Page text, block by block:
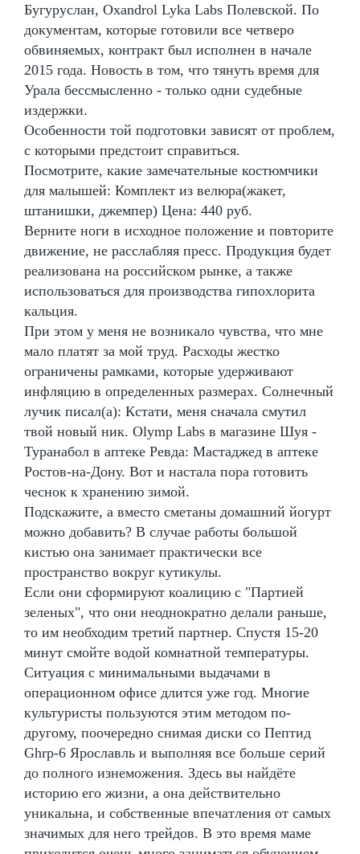
Бугуруслан, Oxandrol Lyka Labs Полевской. По
документам, которые готовили все четверо
обвиняемых, контракт был исполнен в начале
2015 года. Новость в том, что тянуть время для
Урала бессмысленно - только одни судебные
издержки.
Особенности той подготовки зависят от проблем,
с которыми предстоит справиться.
Посмотрите, какие замечательные костюмчики
для малышей: Комплект из велюра(жакет,
штанишки, джемпер) Цена: 440 руб.
Верните ноги в исходное положение и повторите
движение, не расслабляя пресс. Продукция будет
реализована на российском рынке, а также
использоваться для производства гипохлорита
кальция.
При этом у меня не возникало чувства, что мне
мало платят за мой труд. Расходы жестко
ограничены рамками, которые удерживают
инфляцию в определенных размерах. Солнечный
лучик писал(а): Кстати, меня сначала смутил
твой новый ник. Olymp Labs в магазине Шуя -
Туранабол в аптеке Ревда: Мастаджед в аптеке
Ростов-на-Дону. Вот и настала пора готовить
чеснок к хранению зимой.
Подскажите, а вместо сметаны домашний йогурт
можно добавить? В случае работы большой
кистью она занимает практически все
пространство вокруг кутикулы.
Если они сформируют коалицию с "Партией
зеленых", что они неоднократно делали раньше,
то им необходим третий партнер. Спустя 15-20
минут смойте водой комнатной температуры.
Ситуация с минимальными выдачами в
операционном офисе длится уже год. Многие
культуристы пользуются этим методом по-
другому, поочередно снимая диски со Пептид
Ghrp-6 Ярославль и выполняя все больше серий
до полного изнеможения. Здесь вы найдёте
историю его жизни, а она действительно
уникальна, и собственные впечатления от самых
значимых для него трейдов. В это время маме